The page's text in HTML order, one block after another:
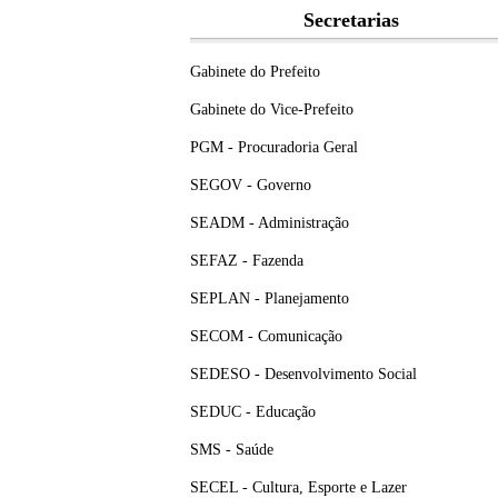
Secretarias
Gabinete do Prefeito
Gabinete do Vice-Prefeito
PGM - Procuradoria Geral
SEGOV - Governo
SEADM - Administração
SEFAZ - Fazenda
SEPLAN - Planejamento
SECOM - Comunicação
SEDESO - Desenvolvimento Social
SEDUC - Educação
SMS - Saúde
SECEL - Cultura, Esporte e Lazer